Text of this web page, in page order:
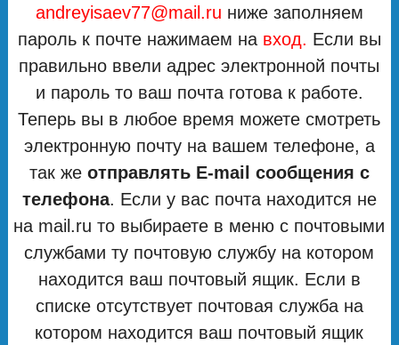
andreyisaev77@mail.ru ниже заполняем
пароль к почте нажимаем на вход. Если вы
правильно ввели адрес электронной почты
и пароль то ваш почта готова к работе.
Теперь вы в любое время можете смотреть
электронную почту на вашем телефоне, а
так же отправлять E-mail сообщения с
телефона. Если у вас почта находится не
на mail.ru то выбираете в меню с почтовыми
службами ту почтовую службу на котором
находится ваш почтовый ящик. Если в
списке отсутствует почтовая служба на
котором находится ваш почтовый ящик